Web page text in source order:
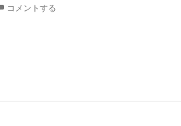
コメントする